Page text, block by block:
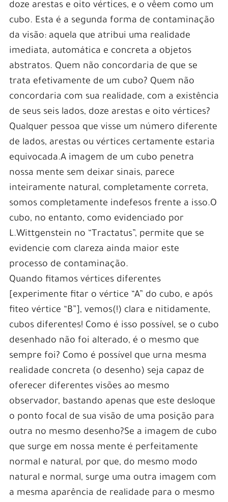
doze arestas e oito vértices, e o vêem como um
cubo. Esta é a segunda forma de contaminação
da visão: aquela que atribui uma realidade
imediata, automática e concreta a objetos
abstratos. Quem não concordaria de que se
trata efetivamente de um cubo? Quem não
concordaria com sua realidade, com a existência
de seus seis lados, doze arestas e oito vértices?
Qualquer pessoa que visse um número diferente
de lados, arestas ou vértices certamente estaria
equivocada.A imagem de um cubo penetra
nossa mente sem deixar sinais, parece
inteiramente natural, completamente correta,
somos completamente indefesos frente a isso.O
cubo, no entanto, como evidenciado por
L.Wittgenstein no “Tractatus”, permite que se
evidencie com clareza ainda maior este
processo de contaminação.
Quando fitamos vértices diferentes
[experimente fitar o vértice “A” do cubo, e após
fiteo vértice “B”], vemos(!) clara e nitidamente,
cubos diferentes! Como é isso possível, se o cubo
desenhado não foi alterado, é o mesmo que
sempre foi? Como é possível que urna mesma
realidade concreta (o desenho) seja capaz de
oferecer diferentes visões ao mesmo
observador, bastando apenas que este desloque
o ponto focal de sua visão de uma posição para
outra no mesmo desenho?Se a imagem de cubo
que surge em nossa mente é perfeitamente
normal e natural, por que, do mesmo modo
natural e normal, surge uma outra imagem com
a mesma aparência de realidade para o mesmo